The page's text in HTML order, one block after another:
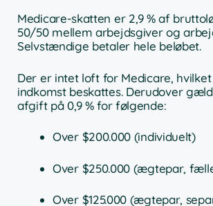
Medicare-skatten er 2,9 % af
50/50 mellem arbejdsgiver og
Selvstændige betaler hele beløbet.
Der er intet loft for Medicare,
indkomst beskattes. Derudover
afgift på 0,9 % for følgende:
Over $200.000 (individuelt)
Over $250.000 (ægtepar,
Over $125.000 (ægtepar,